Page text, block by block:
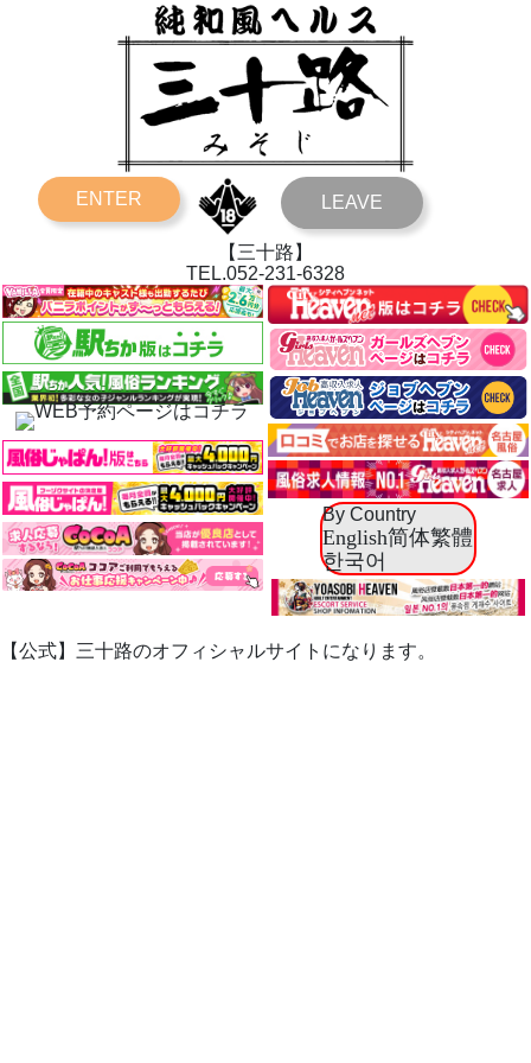
ENTER LEAVE
【三十路】
TEL.052-231-6328
By Country
English简体繁體
한국어
【公式】三十路のオフィシャルサイトになります。